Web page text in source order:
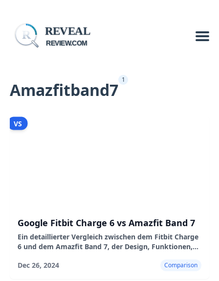
R REVEAL
REVIEW.COM
Amazfitband7 1
VS
Google Fitbit Charge 6 vs Amazfit Band 7
Ein detaillierter Vergleich zwischen dem Fitbit Charge
6 und dem Amazfit Band 7, der Design, Funktionen,
Dec 26, 2024
Comparison